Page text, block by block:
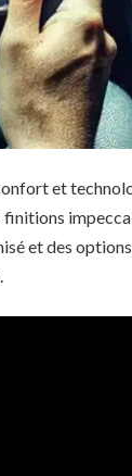
et
et des